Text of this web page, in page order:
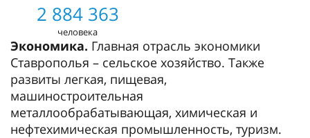
2 884 363
человека
Экономика. Главная отрасль экономики
Ставрополья – сельское хозяйство. Также
развиты легкая, пищевая,
машиностроительная
металлообрабатывающая, химическая и
нефтехимическая промышленность, туризм.